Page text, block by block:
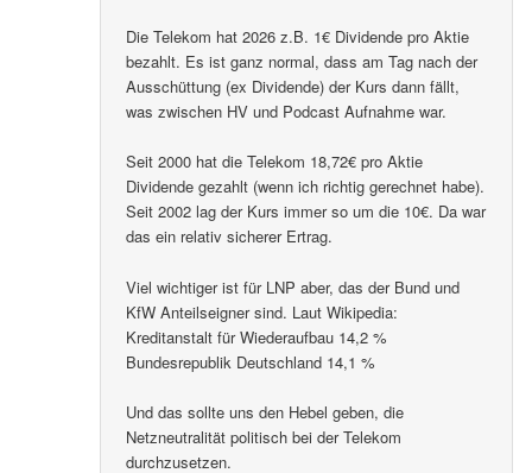
Die Telekom hat 2026 z.B. 1€ Dividende pro Aktie
bezahlt. Es ist ganz normal, dass am Tag nach der
Ausschüttung (ex Dividende) der Kurs dann fällt,
was zwischen HV und Podcast Aufnahme war.
Seit 2000 hat die Telekom 18,72€ pro Aktie
Dividende gezahlt (wenn ich richtig gerechnet habe).
Seit 2002 lag der Kurs immer so um die 10€. Da war
das ein relativ sicherer Ertrag.
Viel wichtiger ist für LNP aber, das der Bund und
KfW Anteilseigner sind. Laut Wikipedia:
Kreditanstalt für Wiederaufbau 14,2 %
Bundesrepublik Deutschland 14,1 %
Und das sollte uns den Hebel geben, die
Netzneutralität politisch bei der Telekom
durchzusetzen.